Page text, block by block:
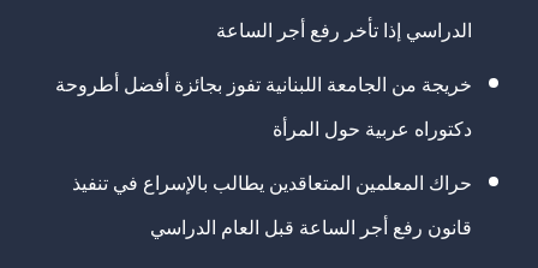
الدراسي إذا تأخر رفع أجر الساعة
خريجة من الجامعة اللبنانية تفوز بجائزة أفضل أطروحة
دكتوراه عربية حول المرأة
حراك المعلمين المتعاقدين يطالب بالإسراع في تنفيذ
قانون رفع أجر الساعة قبل العام الدراسي